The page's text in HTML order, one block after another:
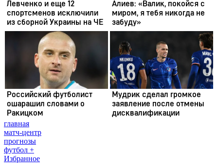
главная
матч-центр
прогнозы
футбол +
Избранное